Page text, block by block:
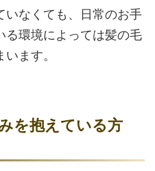
いなくても、日常のお手
る環境によっては髪の毛
ます。
を抱えている方